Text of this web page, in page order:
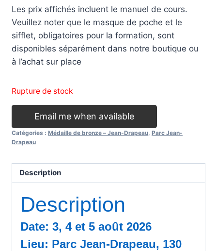
Les prix affichés incluent le manuel de cours.
Veuillez noter que le masque de poche et le
sifflet, obligatoires pour la formation, sont
disponibles séparément dans notre boutique ou
à l’achat sur place
Rupture de stock
Email me when available
Catégories : Médaille de bronze – Jean-Drapeau Parc Jean-
Drapeau
Description
Description
Date: 3, 4 et 5 août 2026
Lieu: Parc Jean-Drapeau, 130